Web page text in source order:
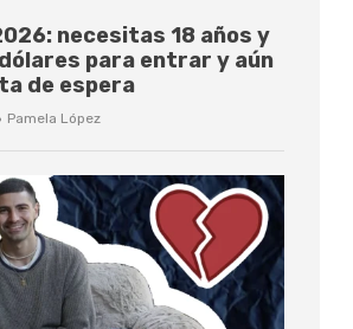
necesitas 18 años y
para entrar y aún
de espera
Pamela López